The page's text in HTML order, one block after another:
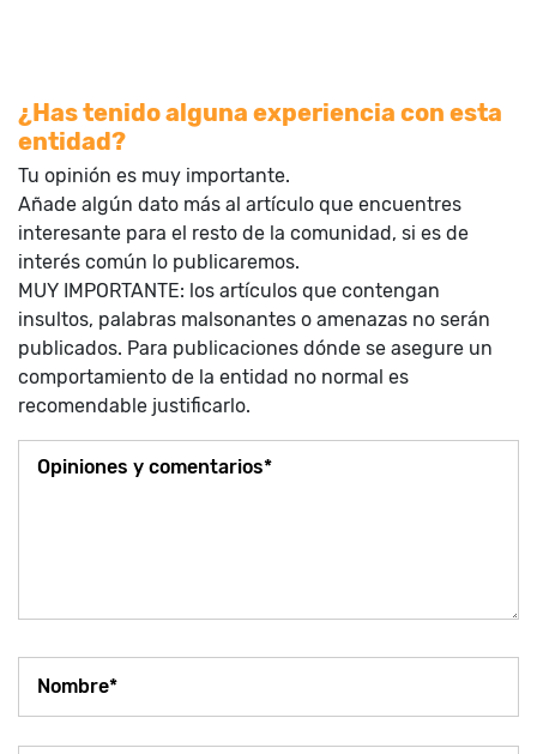
¿Has tenido alguna experiencia con esta
entidad?
Tu opinión es muy importante.
Añade algún dato más al artículo que encuentres
interesante para el resto de la comunidad, si es de
interés común lo publicaremos.
MUY IMPORTANTE: los artículos que contengan
insultos, palabras malsonantes o amenazas no serán
publicados. Para publicaciones dónde se asegure un
comportamiento de la entidad no normal es
recomendable justificarlo.